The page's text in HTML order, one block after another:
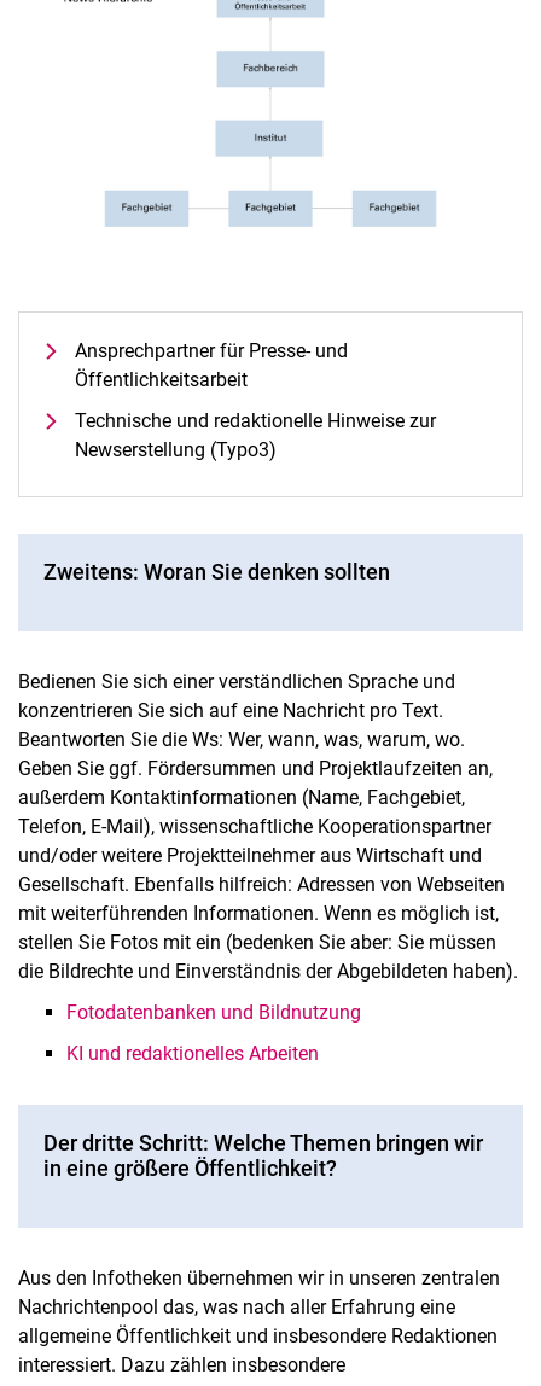
Ansprechpartner für Presse- und
Öffentlichkeitsarbeit
Technische und redaktionelle Hinweise zur
Newserstellung (Typo3)
Zweitens: Woran Sie denken sollten
Bedienen Sie sich einer verständlichen Sprache und
konzentrieren Sie sich auf eine Nachricht pro Text.
Beantworten Sie die Ws: Wer, wann, was, warum, wo.
Geben Sie ggf. Fördersummen und Projektlaufzeiten an,
außerdem Kontaktinformationen (Name, Fachgebiet,
Telefon, E-Mail), wissenschaftliche Kooperationspartner
und/oder weitere Projektteilnehmer aus Wirtschaft und
Gesellschaft. Ebenfalls hilfreich: Adressen von Webseiten
mit weiterführenden Informationen. Wenn es möglich ist,
stellen Sie Fotos mit ein (bedenken Sie aber: Sie müssen
die Bildrechte und Einverständnis der Abgebildeten haben).
Fotodatenbanken und Bildnutzung
KI und redaktionelles Arbeiten
Der dritte Schritt: Welche Themen bringen wir
in eine größere Öffentlichkeit?
Aus den Infotheken übernehmen wir in unseren zentralen
Nachrichtenpool das, was nach aller Erfahrung eine
allgemeine Öffentlichkeit und insbesondere Redaktionen
interessiert. Dazu zählen insbesondere